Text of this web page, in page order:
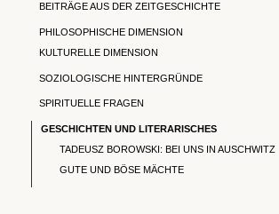
BEITRÄGE AUS DER ZEITGESCHICHTE
PHILOSOPHISCHE DIMENSION
KULTURELLE DIMENSION
SOZIOLOGISCHE HINTERGRÜNDE
SPIRITUELLE FRAGEN
GESCHICHTEN UND LITERARISCHES
TADEUSZ BOROWSKI: BEI UNS IN AUSCHWITZ
GUTE UND BÖSE MÄCHTE